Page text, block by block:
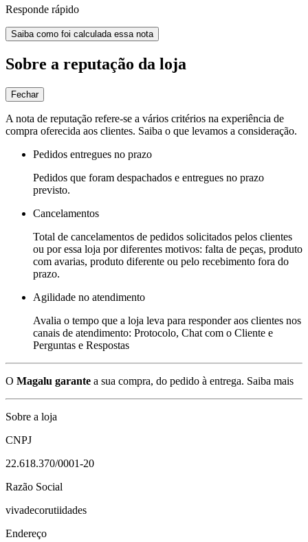
Responde rápido
Saiba como foi calculada essa nota
Sobre a reputação da loja
Fechar
A nota de reputação refere-se a vários critérios na experiência de
compra oferecida aos clientes. Saiba o que levamos a consideração.
Pedidos entregues no prazo
Pedidos que foram despachados e entregues no prazo
previsto.
Cancelamentos
Total de cancelamentos de pedidos solicitados pelos clientes
ou por essa loja por diferentes motivos: falta de peças, produto
com avarias, produto diferente ou pelo recebimento fora do
prazo.
Agilidade no atendimento
Avalia o tempo que a loja leva para responder aos clientes nos
canais de atendimento: Protocolo, Chat com o Cliente e
Perguntas e Respostas
O Magalu garante a sua compra, do pedido à entrega. Saiba mais
Sobre a loja
CNPJ
22.618.370/0001-20
Razão Social
vivadecorutiidades
Endereço